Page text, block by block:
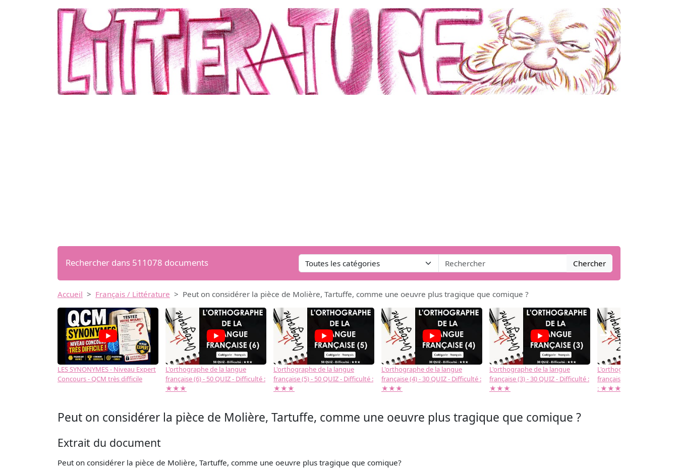
Rechercher dans 511078 documents Chercher
Accueil Français / Littérature Peut on considérer la pièce de Molière, Tartuffe, comme une oeuvre plus tragique que comique ?
LES SYNONYMES - Niveau Expert
Concours - QCM très difficile
L'orthographe de la langue
française (6) - 50 QUIZ - Difficulté :
★★★
L'orthographe de la langue
française (5) - 50 QUIZ - Difficulté :
★★★
L'orthographe de la langue
française (4) - 30 QUIZ - Difficulté :
★★★
L'orthographe de la langue
française (3) - 30 QUIZ - Difficulté :
★★★
L'orthographe de la langue
française (2) -( 20 QUIZ -
: ★★★
→
Peut on considérer la pièce de Molière, Tartuffe, comme une oeuvre plus tragique que comique ?
Extrait du document
Peut on considérer la pièce de Molière, Tartuffe, comme une oeuvre plus tragique que comique?